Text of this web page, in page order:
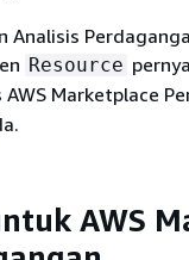
Analisis
Resource
AWS Marketplace
AWS